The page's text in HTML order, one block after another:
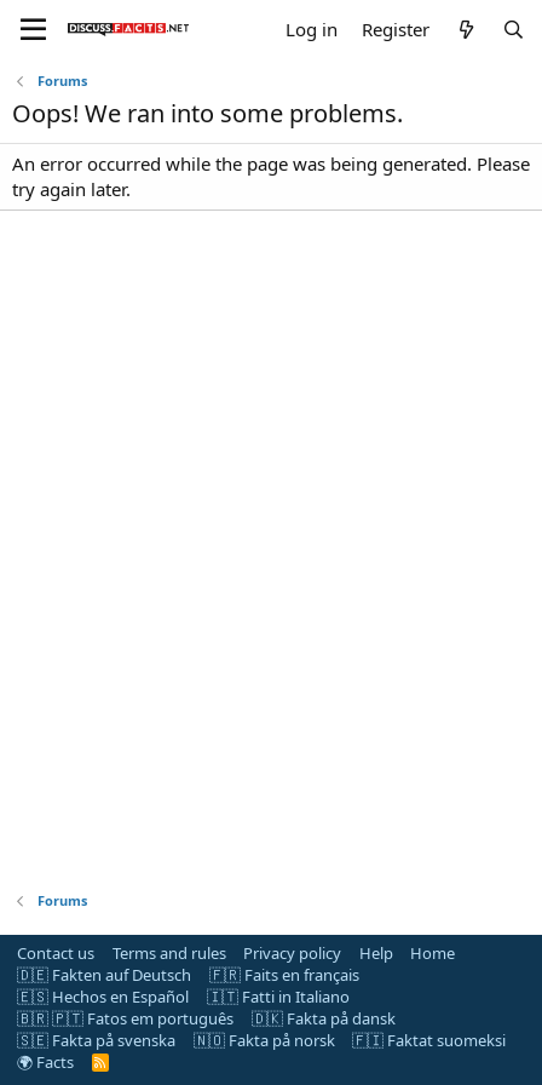
Log in Register
Forums
Oops! We ran into some problems.
An error occurred while the page was being generated. Please
try again later.
Forums
Contact us Terms and rules Privacy policy Help
Home
🇩🇪 Fakten auf Deutsch
🇫🇷 Faits en français
🇪🇸 Hechos en Español
🇮🇹 Fatti in Italiano
🇧🇷 🇵🇹 Fatos em português
🇩🇰 Fakta på dansk
🇸🇪 Fakta på svenska
🇳🇴 Fakta på norsk
🇫🇮 Faktat suomeksi
🌍 Facts
R